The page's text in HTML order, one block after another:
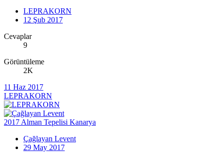
LEPRAKORN
12 Şub 2017
Cevaplar
9
Görüntüleme
2K
11 Haz 2017
LEPRAKORN
2017 Alman Tepelisi Kanarya
Çağlayan Levent
29 May 2017